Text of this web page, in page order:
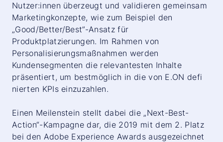
Nutzer:innen überzeugt und validieren gemeinsam
Marketingkonzepte, wie zum Beispiel den
„Good/Better/Best”-Ansatz für
Produktplatzierungen. Im Rahmen von
Personalisierungsmaßnahmen werden
Kundensegmenten die relevantesten Inhalte
präsentiert, um bestmöglich in die von E.ON defi
nierten KPIs einzuzahlen.
Einen Meilenstein stellt dabei die „Next-Best-
Action“-Kampagne dar, die 2019 mit dem 2. Platz
bei den Adobe Experience Awards ausgezeichnet